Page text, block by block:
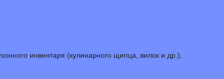
инвентаря (кулинарного щипца, вилок и др.),